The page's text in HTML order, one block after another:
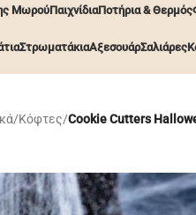
ΜωρούΠαιχνίδιαΠοτήρια & Θερμός
ΣτρωματάκιαΑξεσουάρΣαλιάρες
/Κόφτες/Cookie Cutters